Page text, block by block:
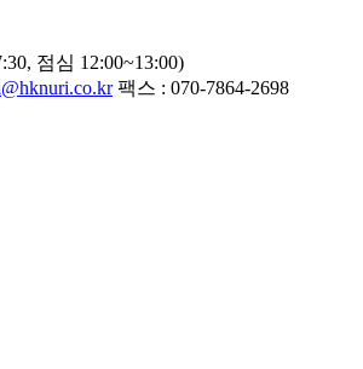
점심 12:00~13:00)
팩스 : 070-7864-2698